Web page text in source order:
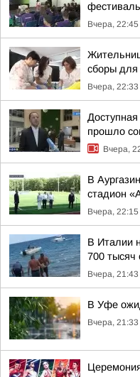
Вчера, 22:45
сборы
Вчера, 22:33
прошло
Вчера,
В
стадион
Вчера, 22:15
В Италии
700 тысяч
Вчера, 21:43
В Уфе
Вчера, 21:33